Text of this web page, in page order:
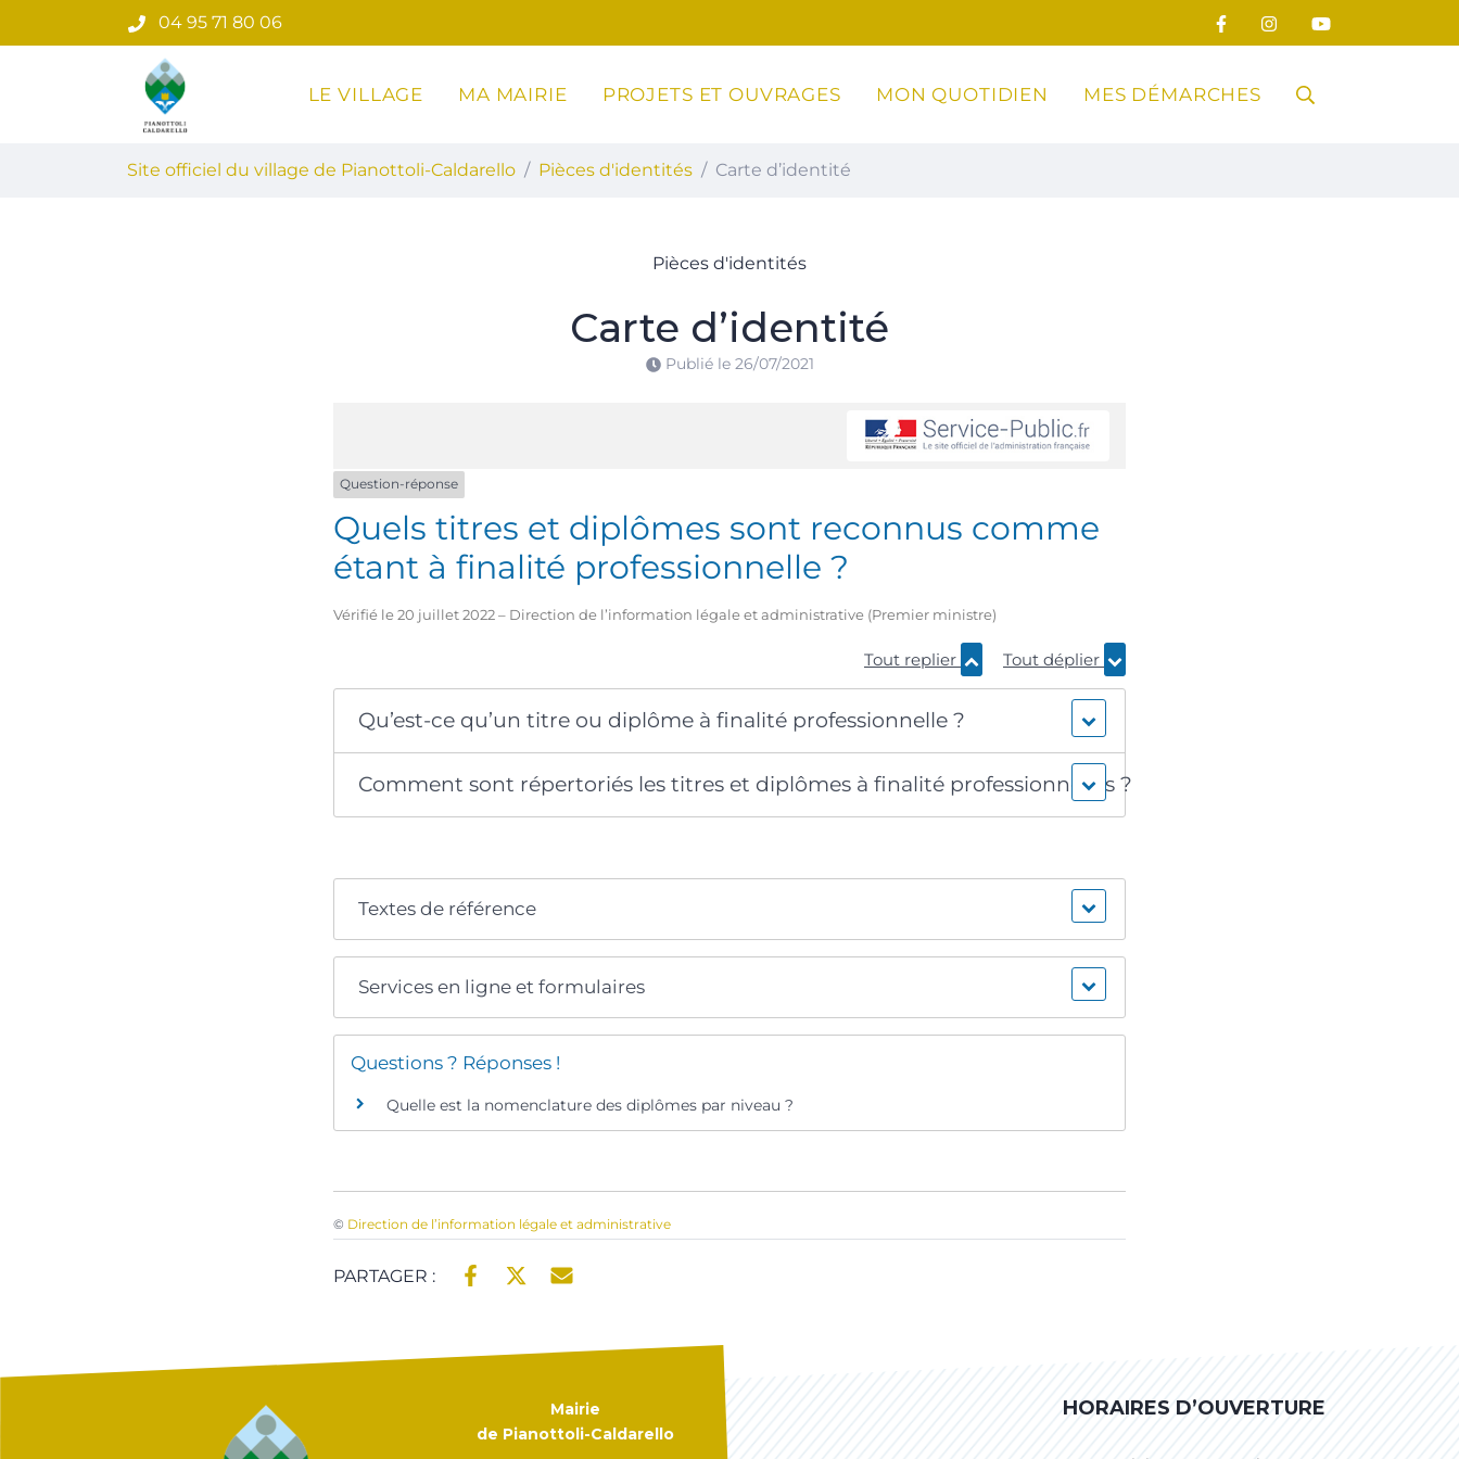
au
04 95 71 80 06
Site officiel du village de Pianottoli-Caldarello
LE VILLAGE MA MAIRIE PROJETS ET OUVRAGES MON QUOTIDIEN MES DÉMARCHES RECHERCHE
Site officiel du village de Pianottoli-Caldarello Pièces d'identités Carte d’identité
Pièces d'identités
Carte d’identité
Publié le 26/07/2021
Question-réponse
Quels titres et diplômes sont reconnus comme
étant à finalité professionnelle ?
Vérifié le 20 juillet 2022 – Direction de l’information légale et administrative (Premier ministre)
Tout replier Tout déplier
Qu’est-ce qu’un titre ou diplôme à finalité professionnelle ?
Comment sont répertoriés les titres et diplômes à finalité professionnelles ?
Textes de référence
Services en ligne et formulaires
Questions ? Réponses !
Quelle est la nomenclature des diplômes par niveau ?
© Direction de l’information légale et administrative
PARTAGER :
Mairie
de Pianottoli-Caldarello
HORAIRES D’OUVERTURE